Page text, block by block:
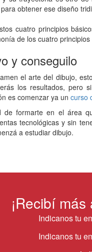
obtener ese diseño
cuatro principios
de los cuatro
y conseguilo
el arte del dibujo,
los resultados, pero
es comenzar ya un curso
de formarte en el área
tecnológicas y sin
a estudiar dibujo.
¡Recibí
Indicanos tu
Indicanos tu